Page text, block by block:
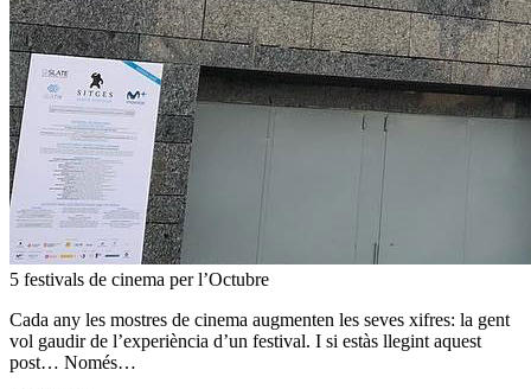
5 festivals de cinema per l’Octubre
Cada any les mostres de cinema augmenten les seves xifres: la gent
vol gaudir de l’experiència d’un festival. I si estàs llegint aquest
post… Només…